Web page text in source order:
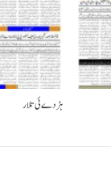
ہڑدے ئی تلار